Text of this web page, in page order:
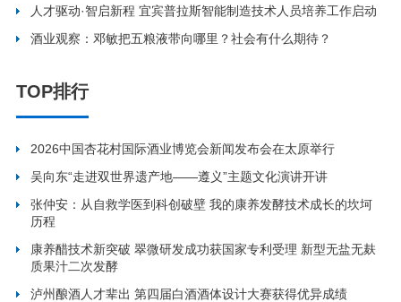
人才驱动·智启新程 宜宾普拉斯智能制造技术人员培养工作启动
酒业观察：邓敏把五粮液带向哪里？社会有什么期待？
TOP排行
2026中国杏花村国际酒业博览会新闻发布会在太原举行
吴向东“走进双世界遗产地——遵义”主题文化演讲开讲
张仲安：从自救学医到科创破壁 我的康养发酵技术成长的坎坷
历程
康养醋技术新突破 翠微研发成功获国家专利受理 新型无盐无麸
质果汁二次发酵
泸州酿酒人才辈出 第四届白酒酒体设计大赛获得优异成绩